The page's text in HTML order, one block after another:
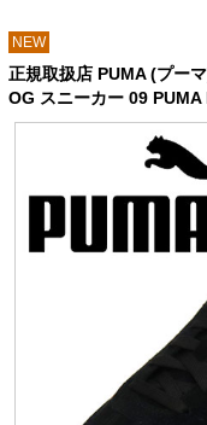
NEW
正規取扱店 PUMA (プー
OG スニーカー 09